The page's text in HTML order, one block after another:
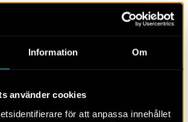
Information Om
använder cookies
för att anpassa innehållet
historiska museer, har genomfört
1-utredning inom en sex kilometer
en planerad vattenledning i Släps
kommun. Vid inventeringen
vara av arkeologiskt intresse
(sökschaktning). Tre av dessa
påträffades.